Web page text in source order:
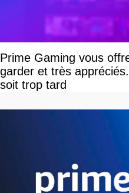
Prime Gaming vous
garder et très
soit trop tard